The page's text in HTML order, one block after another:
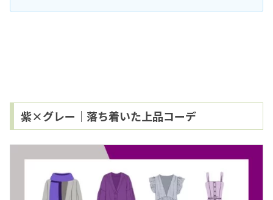
紫×グレー｜落ち着いた上品コーデ